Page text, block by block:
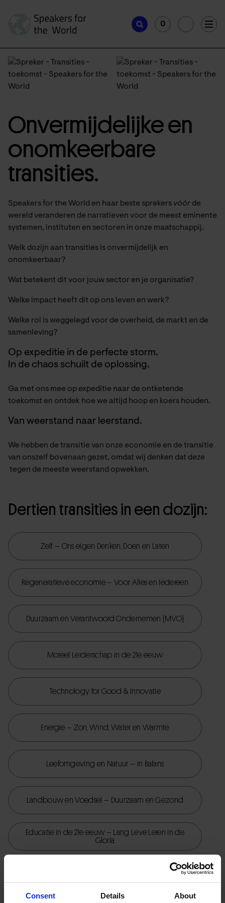
Consent Details About
0
Onvermijdelijke en
onomkeerbare
transities.
Speakers for the World en haar beste sprekers vóór de
wereld veranderen de narratieven voor de meest eminente
systemen, instituten en sectoren in onze maatschappij.
Welk dozijn aan transities is onvermijdelijk en
onomkeerbaar?
Wat betekent dit voor jouw sector en je organisatie?
Welke impact heeft dit op ons leven en werk?
Welke rol is weggelegd voor de overheid, de markt en de
samenleving?
Op expeditie in de perfecte storm.
In de chaos schuilt de oplossing.
Ga met ons mee op expeditie naar de ontketende
toekomst en ontdek hoe we altijd hoop en koers houden.
Van weerstand naar leerstand.
We hebben de transitie van onze economie en de transitie
van onszelf bovenaan gezet, omdat wij denken dat deze
tegen de meeste weerstand opwekken.
Dertien transities in een dozijn:
Zelf – Ons eigen Denken, Doen en Laten
Regeneratieve economie – Voor Alles en Iedereen
Duurzaam en Verantwoord Ondernemen (MVO)
Moreel Leiderschap in de 21e eeuw
Technology for Good & Innovatie
Energie – Zon, Wind, Water en Warmte
Leefomgeving en Natuur – in Balans
Landbouw en Voedsel – Duurzaam en Gezond
Educatie in de 21e eeuw – Lang Leve Leren in de
Gloria
Zorg en Welzijn – Voor elkaar, Met elkaar